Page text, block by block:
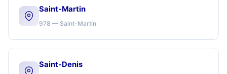
Saint-Martin
978 — Saint-Martin
Saint-Denis